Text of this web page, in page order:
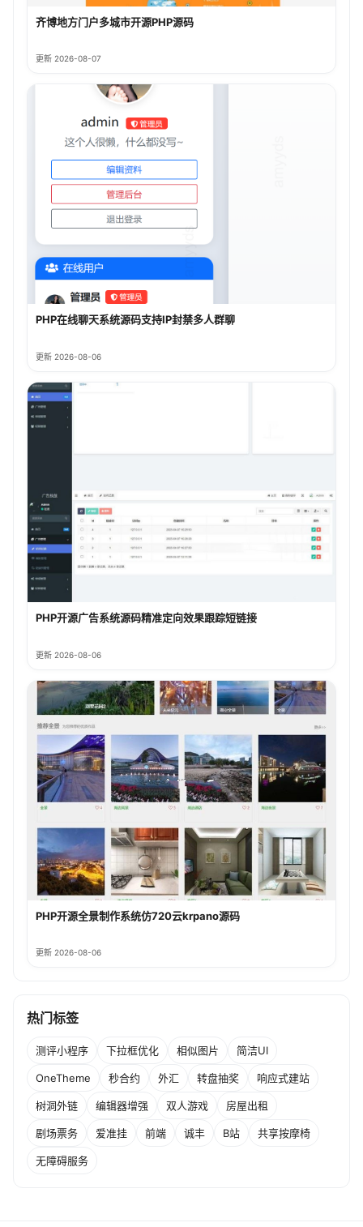
齐博地方门户多城市开源PHP源码
更新 2026-08-07
PHP在线聊天系统源码支持IP封禁多人群聊
更新 2026-08-06
PHP开源广告系统源码精准定向效果跟踪短链接
更新 2026-08-06
PHP开源全景制作系统仿720云krpano源码
更新 2026-08-06
热门标签
测评小程序 下拉框优化 相似图片 简洁UI
OneTheme 秒合约 外汇 转盘抽奖 响应式建站
树洞外链 编辑器增强 双人游戏 房屋出租
剧场票务 爱准挂 前端 诚丰 B站 共享按摩椅
无障碍服务